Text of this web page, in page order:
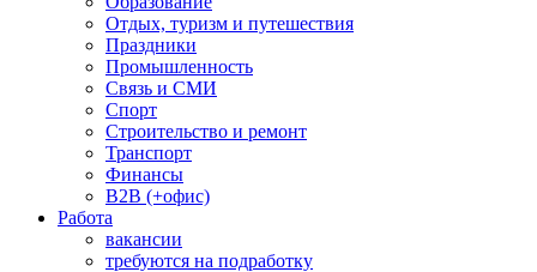
Отдых, туризм и путешествия
Праздники
Промышленность
Связь и СМИ
Спорт
Строительство и ремонт
Транспорт
Финансы
B2B (+офис)
Работа
вакансии
требуются на подработку